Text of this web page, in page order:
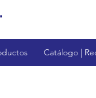
Catálogo |